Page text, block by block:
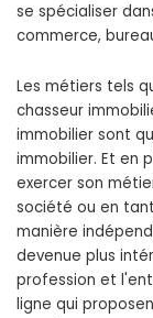
se spécialiser
commerce,
Les métiers tels
chasseur
immobilier sont
immobilier. Et en
exercer son
société ou en
manière
devenue plus
profession et
ligne qui